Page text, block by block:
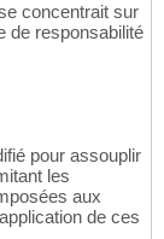
concentrait sur
de responsabilité
pour assouplir
les
aux
de ces